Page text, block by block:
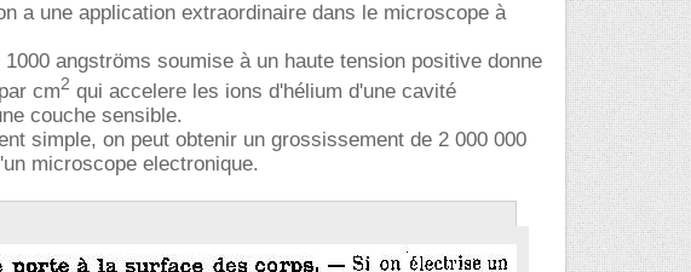
a une application extraordinaire dans le microscope à
angströms soumise à un haute tension positive donne
cm2 qui accelere les ions d'hélium d'une cavité
couche sensible.
simple, on peut obtenir un grossissement de 2 000 000
microscope electronique.